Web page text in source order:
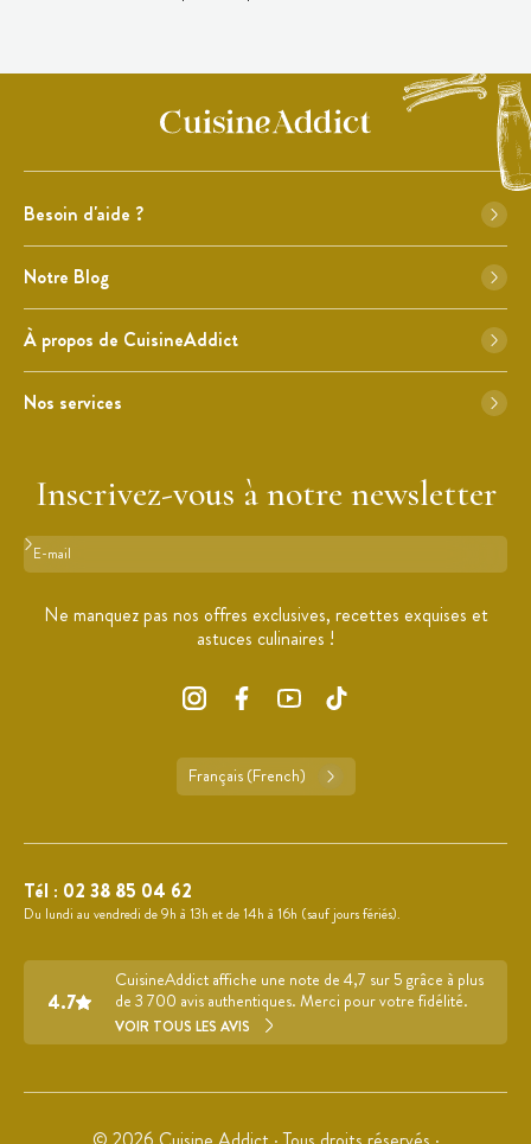
Besoin d'aide ?
Notre Blog
À propos de CuisineAddict
Nos services
Inscrivez-vous à notre newsletter
Format : adresse@email.com
Ne manquez pas nos offres exclusives, recettes exquises et
astuces culinaires !
Français (French)
Tél : 02 38 85 04 62
Du lundi au vendredi de 9h à 13h et de 14h à 16h (sauf jours fériés).
4.7
CuisineAddict affiche une note de 4,7 sur 5 grâce à plus
de 3 700 avis authentiques. Merci pour votre fidélité.
VOIR TOUS LES AVIS